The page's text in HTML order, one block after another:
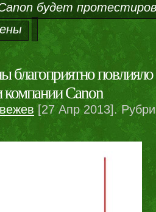
будет
благоприятно
Canon
[27 Апр 2013].